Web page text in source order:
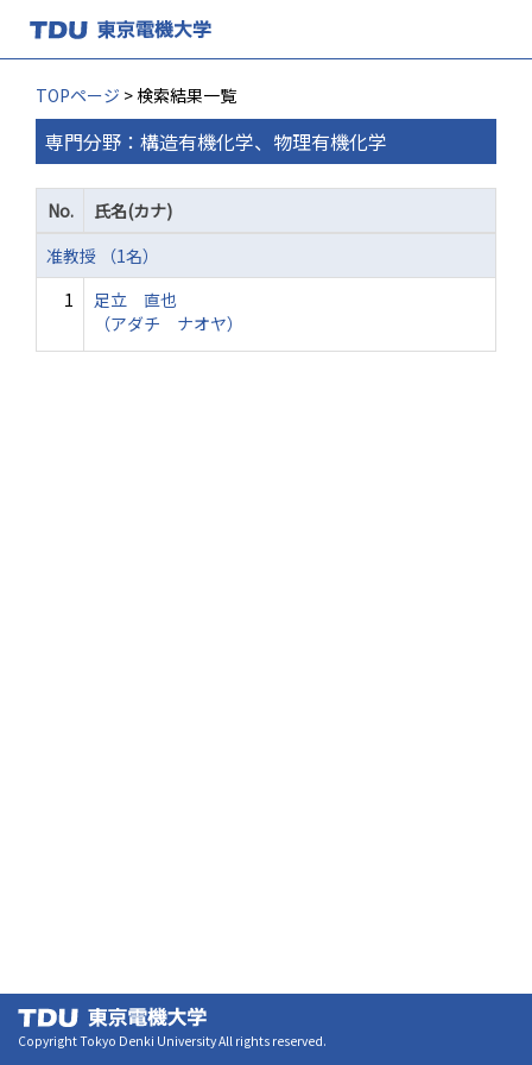
TOPページ > 検索結果一覧
専門分野：構造有機化学、物理有機化学
No.
氏名(カナ)
准教授 （1名）
1
足立 直也
（アダチ ナオヤ）
Copyright Tokyo Denki University All rights reserved.